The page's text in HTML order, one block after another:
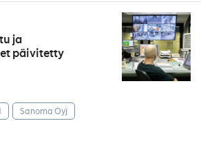
ja
päivitetty
Sanoma Oyj